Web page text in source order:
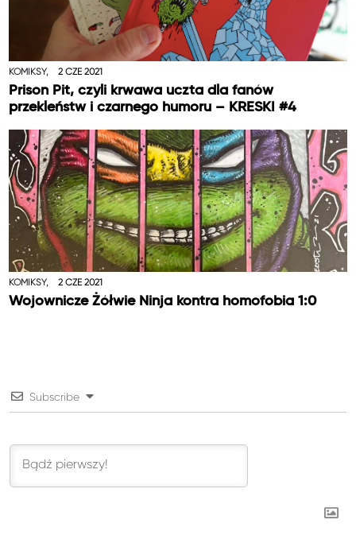
KOMIKSY, 2 CZE 2021
Prison Pit, czyli krwawa uczta dla fanów
przekleństw i czarnego humoru – KRESKI #4
KOMIKSY, 2 CZE 2021
Wojownicze Żółwie Ninja kontra homofobia 1:0
Subscribe